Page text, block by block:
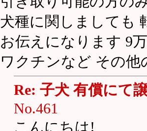
犬種に関しましても
お伝えになります 9
ワクチンなど その他
Re: 子犬 有償にて
No.461
こんにちは!